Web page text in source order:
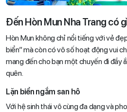
Đến Hòn Mun Nha Trang có
Hòn Mun không chỉ nổi tiếng với vẻ
biển” mà còn có vô số hoạt động vui
mang đến cho bạn một chuyến đi đầy
quên.
Lặn biển ngắm san hô
Với hệ sinh thái vô cùng đa dạng và